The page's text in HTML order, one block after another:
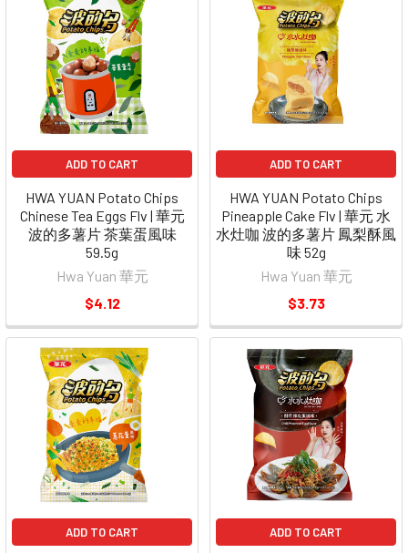
ADD TO CART
HWA YUAN Potato Chips
Chinese Tea Eggs Flv | 華元
波的多薯片 茶葉蛋風味
59.5g
Hwa Yuan 華元
$4.12
ADD TO CART
HWA YUAN Potato Chips
Pineapple Cake Flv | 華元 水
水灶咖 波的多薯片 鳳梨酥風
味 52g
Hwa Yuan 華元
$3.73
ADD TO CART ADD TO CART